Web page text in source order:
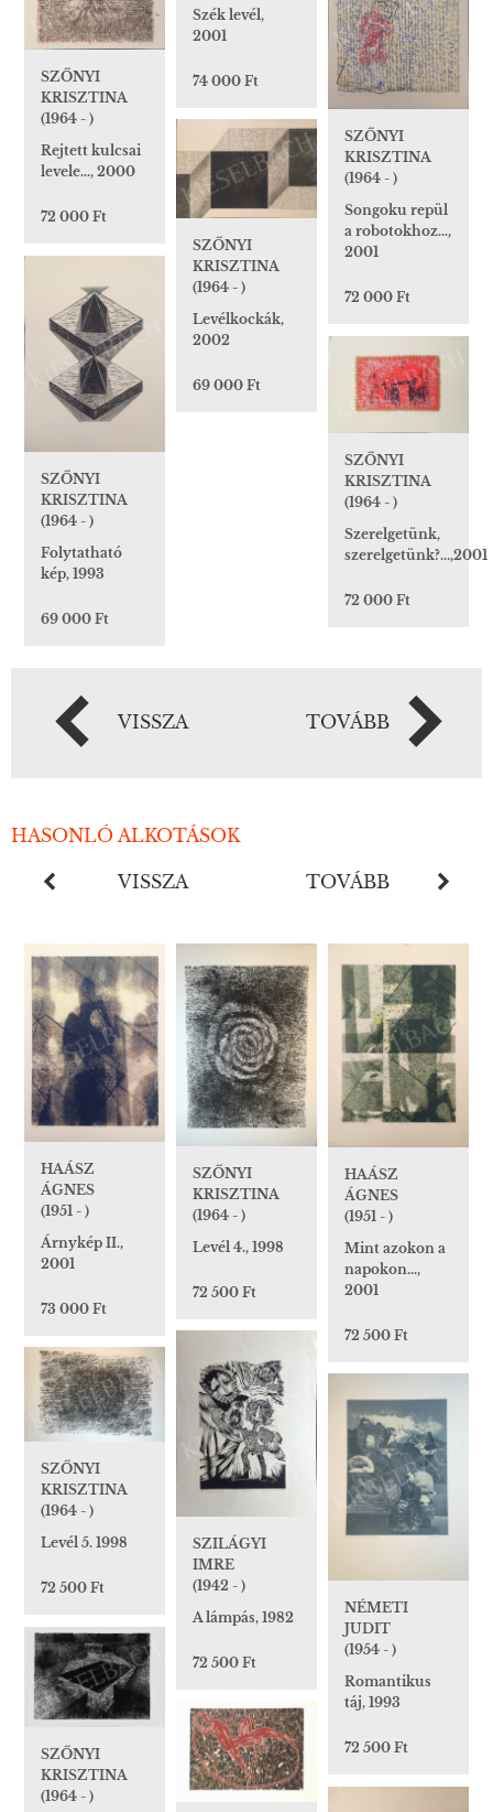
Szék levél,
2001
74 000 Ft
SZŐNYI
KRISZTINA
(1964 - )
Songoku repül
a robotokhoz…,
2001
72 000 Ft
SZŐNYI
KRISZTINA
(1964 - )
Rejtett kulcsai
levele…, 2000
72 000 Ft
SZŐNYI
KRISZTINA
(1964 - )
Levélkockák,
2002
69 000 Ft
SZŐNYI
KRISZTINA
(1964 - )
Folytatható
kép, 1993
69 000 Ft
SZŐNYI
KRISZTINA
(1964 - )
Szerelgetünk,
szerelgetünk?...,2001
72 000 Ft
VISSZA TOVÁBB
HASONLÓ ALKOTÁSOK
VISSZA TOVÁBB
HAÁSZ
ÁGNES
(1951 - )
Árnykép II.,
2001
73 000 Ft
SZŐNYI
KRISZTINA
(1964 - )
Levél 4., 1998
72 500 Ft
HAÁSZ
ÁGNES
(1951 - )
Mint azokon a
napokon…,
2001
72 500 Ft
SZILÁGYI
IMRE
(1942 - )
A lámpás, 1982
72 500 Ft
SZŐNYI
KRISZTINA
(1964 - )
Levél 5. 1998
72 500 Ft
NÉMETI
JUDIT
(1954 - )
Romantikus
táj, 1993
72 500 Ft
SZŐNYI
KRISZTINA
(1964 - )